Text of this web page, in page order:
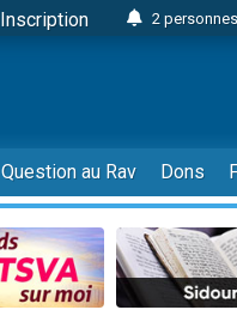
Inscription
2
3
2
3
11
3
Il reste
2
Question au Rav Dons